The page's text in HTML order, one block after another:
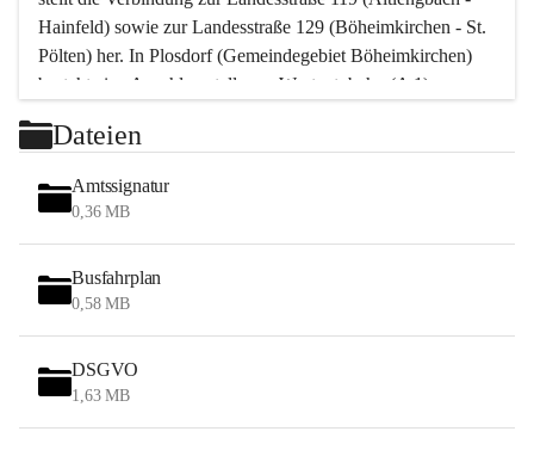
Hainfeld) sowie zur Landesstraße 129 (Böheimkirchen - St.
Pölten) her. In Plosdorf (Gemeindegebiet Böheimkirchen)
besteht eine Anschlussstelle zur Westautobahn (A 1).
Wien erreicht man in ca. 45 Minuten.
Stössing zählt noch zum Naherholungsraum Wien sowie
zum Naherholungsraum St. Pölten. Viele Bauernhöfe hatten
„ihre Wiener“. Seit 1960 bauten viele Wiener
Wochenendhäuser im Gemeindegebiet. Wegen des
waldreichen Jagdgebietes haben viele Jagdpächter ihre
Das Wandern ist aus touristischer Sicht die bedeutendste
Tätigkeit. Das hügelige Gebiet mit Wanderwegen durch
Wiesen, Wälder und Obstkulturen lädt dazu ein. Gefördert
Dateien
Amtssignatur
0,36 MB
Busfahrplan
0,58 MB
DSGVO
1,63 MB